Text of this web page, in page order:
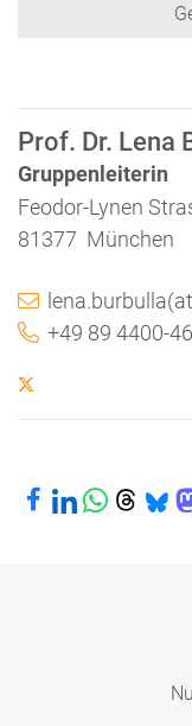
Prof. Dr. Lena
Gruppenleiterin
Feodor-Lynen
81377 München
+49 89 4400-
Bei Facebook teilen
Bei LinkedIn teilen
Bei WhatsApp
Bei Bei